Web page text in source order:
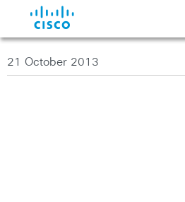
21 October 2013